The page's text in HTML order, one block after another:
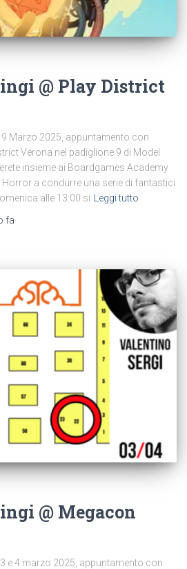
@ Play District
Marzo 2025, appuntamento con
Verona nel padiglione 9 di Model
insieme ai Boardgames Academy
a condurre una serie di fantastici
alle 13:00 si
Leggi tutto
fa
@ Megacon
e 4 marzo 2025, appuntamento con